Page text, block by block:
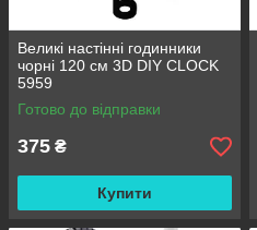
Великі настінні годинники
чорні 120 см 3D DIY CLOCK
5959
Готово до відправки
375 ₴
Купити